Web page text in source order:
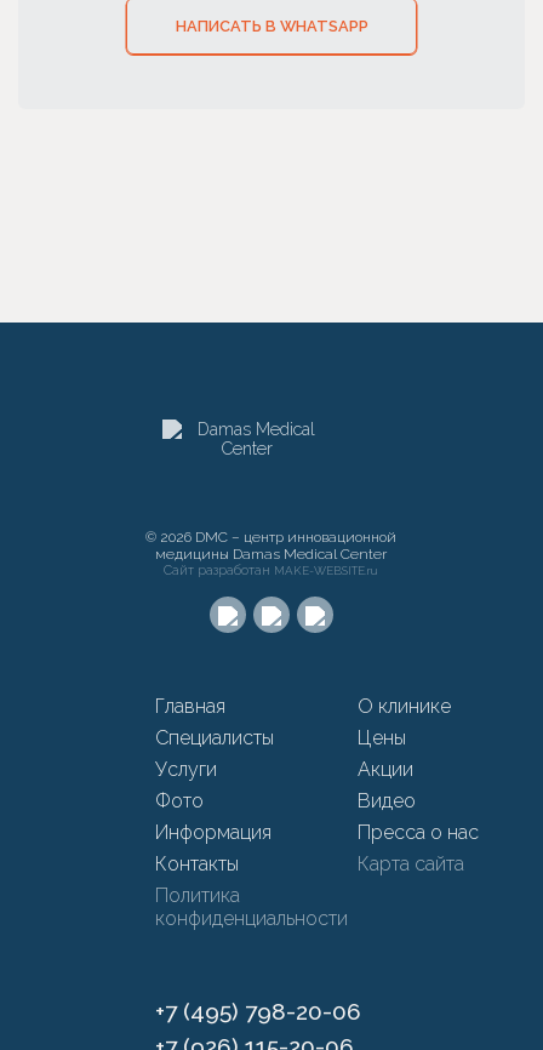
НАПИСАТЬ В WHATSAPP
© 2026 DMC – центр инновационной
медицины Damas Medical Center
Сайт разработан MAKE-WEBSITE.ru
Главная
О клинике
Специалисты
Цены
Услуги
Акции
Фото
Видео
Информация
Пресса о нас
Контакты
Карта сайта
Политика
конфиденциальности
+7 (495) 798-20-06